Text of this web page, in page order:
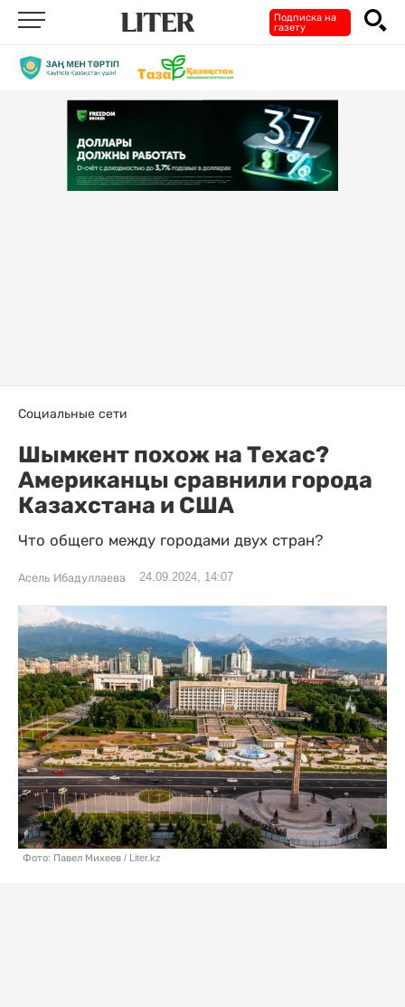
Подписка на
газету
Социальные сети
Шымкент похож на Техас?
Американцы сравнили города
Казахстана и США
Что общего между городами двух стран?
Асель Ибадуллаева 24.09.2024, 14:07
Фото: Павел Михеев / Liter.kz